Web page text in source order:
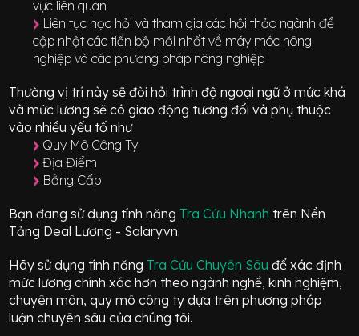
vực liên quan
Liên tục học hỏi và tham gia các hội thảo ngành để
cập nhật các tiến bộ mới nhất về máy móc nông
nghiệp và các phương pháp nông nghiệp
Thường vị trí này sẽ đòi hỏi trình độ ngoại ngữ ở mứckhá
và mức lương sẽ có giao động tương đối và phụ thuộc
vào nhiều yếu tố như
Quy Mô Công Ty
Địa Điểm
Bằng Cấp
Bạn đang sử dụng tính năng Tra Cứu Nhanh trên Nền
Tảng Deal Lương - Salary.vn.
Hãy sử dụng tính năng Tra Cứu Chuyên Sâuđể xác định
mức lương chính xác hơn theo ngành nghề, kinh nghiệm,
chuyên môn, quy mô công ty dựa trên phương pháp
luận chuyên sâu của chúng tôi.